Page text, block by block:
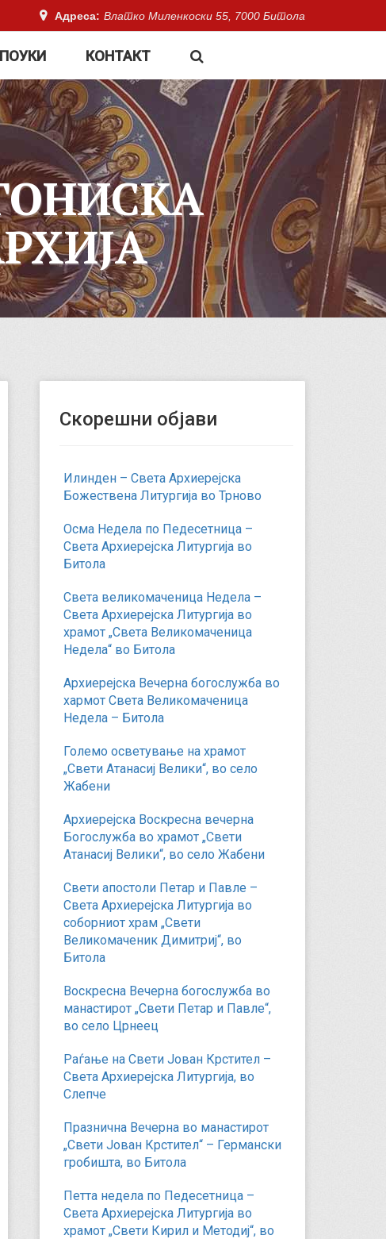
Адреса: Влатко Миленкоски 55, 7000 Битола
ПОУКИ КОНТАКТ
Скорешни објави
Илинден – Света Архиерејска
Божествена Литургија во Трново
Осма Недела по Педесетница –
Света Архиерејска Литургија во
Битола
Света великомаченица Недела –
Света Архиерејска Литургија во
храмот „Света Великомаченица
Недела“ во Битола
Архиерејска Вечерна богослужба во
хармот Света Великомаченица
Недела – Битола
Големо осветување на храмот
„Свети Атанасиј Велики“, во село
Жабени
Архиерејска Воскресна вечерна
Богослужба во храмот „Свети
Атанасиј Велики“, во село Жабени
Свети апостоли Петар и Павле –
Света Архиерејска Литургија во
соборниот храм „Свети
Великомаченик Димитриј“, во
Битола
Воскресна Вечерна богослужба во
манастирот „Свети Петар и Павле“,
во село Црнеец
Раѓање на Свети Јован Крстител –
Света Архиерејска Литургија, во
Слепче
Празнична Вечерна во манастирот
„Свети Јован Крстител“ – Германски
гробишта, во Битола
Петта недела по Педесетница –
Света Архиерејска Литургија во
храмот „Свети Кирил и Методиј“, во